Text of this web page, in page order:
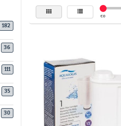
182
36
111
35
30
€0